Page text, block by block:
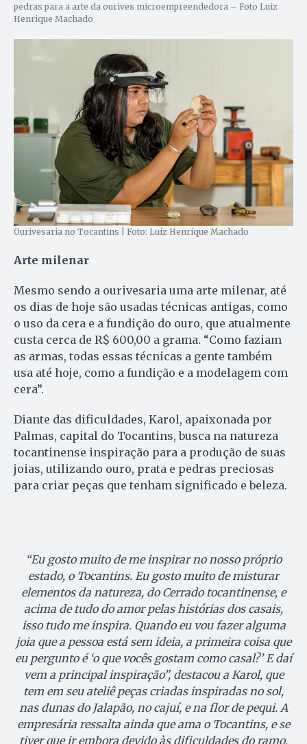
pedras para a arte da ourives microempreendedora – Foto Luiz
Henrique Machado
Ourivesaria no Tocantins | Foto: Luiz Henrique Machado
Arte milenar
Mesmo sendo a ourivesaria uma arte milenar, até
os dias de hoje são usadas técnicas antigas, como
o uso da cera e a fundição do ouro, que atualmente
custa cerca de R$ 600,00 a grama. “Como faziam
as armas, todas essas técnicas a gente também
usa até hoje, como a fundição e a modelagem com
cera”.
Diante das dificuldades, Karol, apaixonada por
Palmas, capital do Tocantins, busca na natureza
tocantinense inspiração para a produção de suas
joias, utilizando ouro, prata e pedras preciosas
para criar peças que tenham significado e beleza.
“Eu gosto muito de me inspirar no nosso próprio
estado, o Tocantins. Eu gosto muito de misturar
elementos da natureza, do Cerrado tocantinense, e
acima de tudo do amor pelas histórias dos casais,
isso tudo me inspira. Quando eu vou fazer alguma
joia que a pessoa está sem ideia, a primeira coisa que
eu pergunto é ‘o que vocês gostam como casal?’ E daí
vem a principal inspiração”, destacou a Karol, que
tem em seu ateliê peças criadas inspiradas no sol,
nas dunas do Jalapão, no cajuí, e na flor de pequi. A
empresária ressalta ainda que ama o Tocantins, e se
tiver que ir embora devido às dificuldades do ramo,